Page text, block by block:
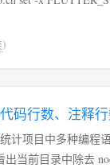
)
码行数、注释
计项目中多种编程